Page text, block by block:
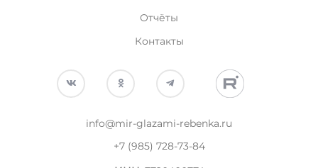
Отчёты
Контакты
info@mir-glazami-rebenka.ru
+7 (985) 728-73-84